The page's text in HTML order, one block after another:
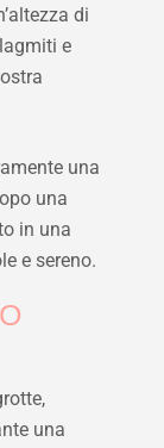
di
e
una
una
in una
e sereno.
una